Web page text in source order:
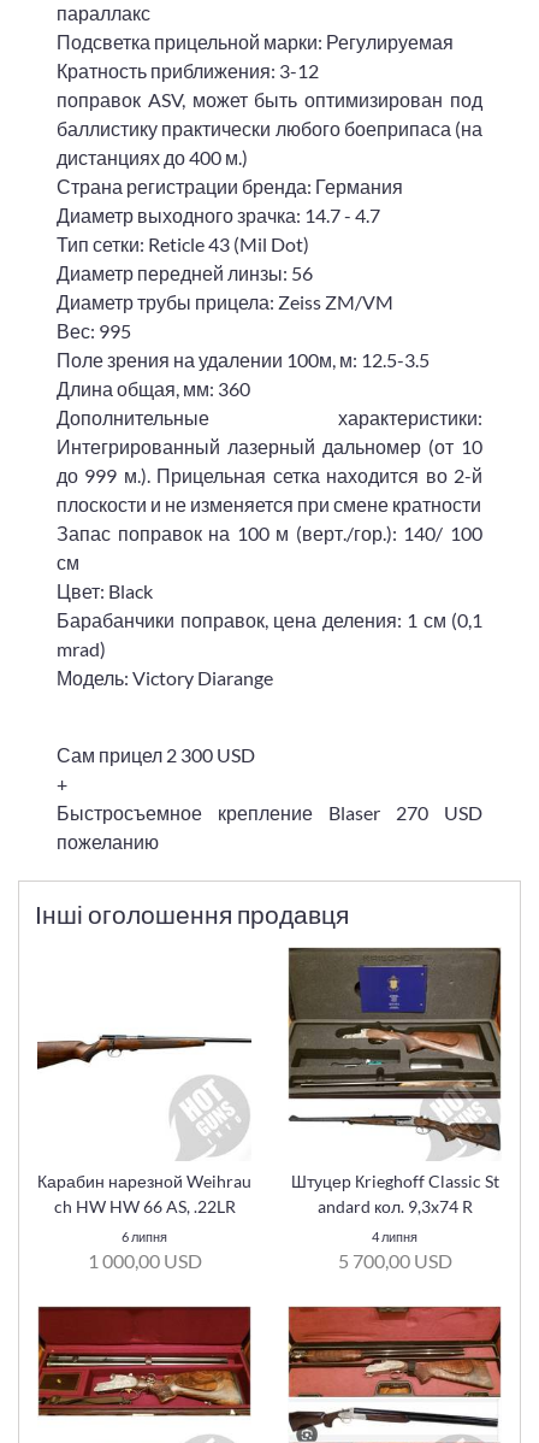
параллакс
Подсветка прицельной марки: Регулируемая
Кратность приближения: 3-12
поправок ASV, может быть оптимизирован под
баллистику практически любого боеприпаса (на
дистанциях до 400 м.)
Страна регистрации бренда: Германия
Диаметр выходного зрачка: 14.7 - 4.7
Тип сетки: Reticle 43 (Mil Dot)
Диаметр передней линзы: 56
Диаметр трубы прицела: Zeiss ZM/VM
Вес: 995
Поле зрения на удалении 100м, м: 12.5-3.5
Длина общая, мм: 360
Дополнительные характеристики:
Интегрированный лазерный дальномер (от 10
до 999 м.). Прицельная сетка находится во 2-й
плоскости и не изменяется при смене кратности
Запас поправок на 100 м (верт./гор.): 140/ 100
см
Цвет: Black
Барабанчики поправок, цена деления: 1 см (0,1
mrad)
Модель: Victory Diarange
Сам прицел 2 300 USD
+
Быстросъемное крепление Blaser 270 USD
пожеланию
Інші оголошення продавця
Карабин нарезной Weihrau
ch HW HW 66 AS, .22LR
6 липня
1 000,00 USD
Штуцер Кrieghoff Classic St
andard кол. 9,3x74 R
4 липня
5 700,00 USD